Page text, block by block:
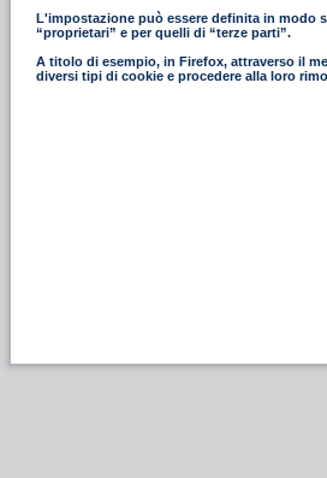
L'impostazione può essere definita in modo
“proprietari” e per quelli di “terze parti”.
A titolo di esempio, in Firefox, attraverso il
diversi tipi di cookie e procedere alla loro